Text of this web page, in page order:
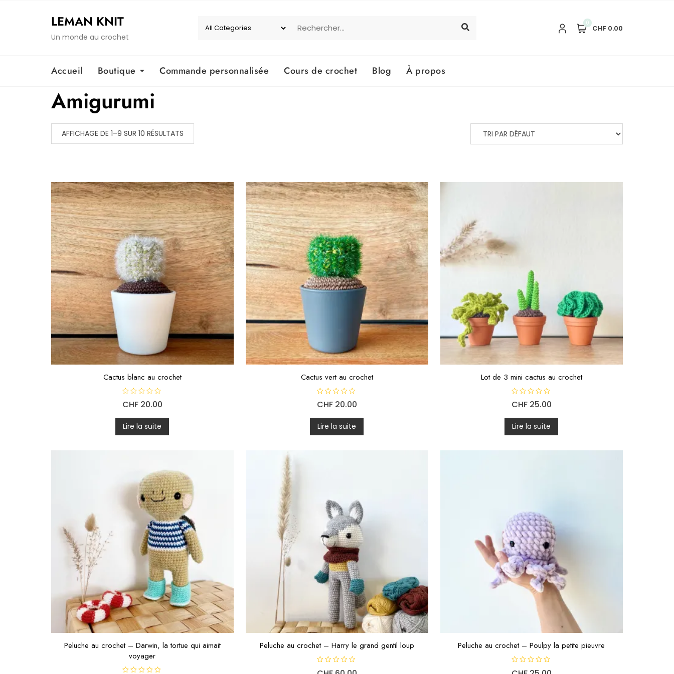
LEMAN KNIT
Un monde au crochet
0
CHF 0.00
Accueil Boutique Commande personnalisée Cours de crochet Blog À propos
Amigurumi
AFFICHAGE DE 1–9 SUR 10 RÉSULTATS
Cactus blanc au crochet
o
e
0
s
u
CHF20.00
Lire la suite
Cactus vert au crochet
o
e
0
s
u
CHF20.00
Lire la suite
Lot de 3 mini cactus au crochet
o
e
0
s
u
CHF25.00
Lire la suite
Peluche au crochet – Darwin, la tortue qui aimait
voyager
Peluche au crochet – Harry le grand gentil loup Peluche au crochet – Poulpy la petite pieuvre